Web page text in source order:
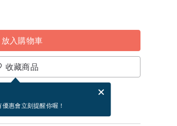
放入購物車
收藏商品
惠會立刻提醒你喔！
寫
作天。（不包含假日）